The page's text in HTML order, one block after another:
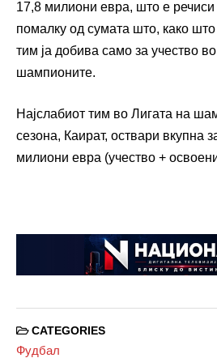
17,8 милиони евра, што е
помалку од сумата што, како што
тим ја добива само за учество
шампионите.
Најслабиот тим во Лигата на
сезона, Каират, оствари вкупна
милиони евра (учество +
CATEGORIES
Фудбал